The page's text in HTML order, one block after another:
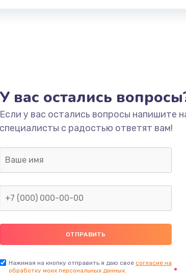
У вас остались
Если у вас остались вопросы напишите
специалисты с радостью ответят вам!
Нажимая на кнопку отправить я даю свое согласие на
обработку моих персональных данных.